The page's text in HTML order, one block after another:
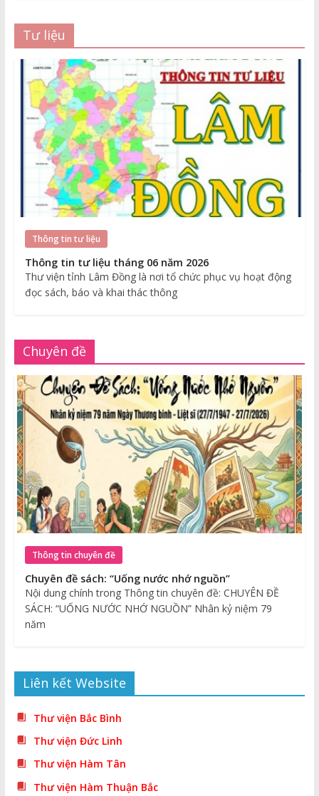
Tư liệu
Thông tin tư liệu
Thông tin tư liệu tháng 06 năm 2026
Thư viện tỉnh Lâm Đồng là nơi tổ chức phục vụ hoạt động
đọc sách, báo và khai thác thông
Chuyên đề
Thông tin chuyên đề
Chuyên đề sách: “Uống nước nhớ nguồn”
Nội dung chính trong Thông tin chuyên đề: CHUYÊN ĐỀ
SÁCH: “UỐNG NƯỚC NHỚ NGUỒN” Nhân kỷ niệm 79
năm
Liên kết Website
Thư viện Bắc Bình
Thư viện Đức Linh
Thư viện Hàm Tân
Thư viện Hàm Thuận Bắc